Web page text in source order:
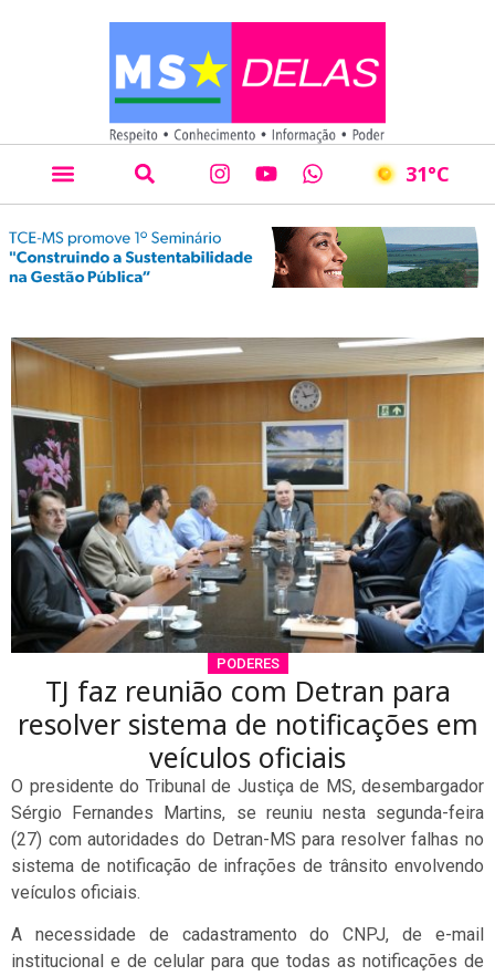
31°C
PODERES
TJ faz reunião com Detran para
resolver sistema de notificações em
veículos oficiais
O presidente do Tribunal de Justiça de MS, desembargador
Sérgio Fernandes Martins, se reuniu nesta segunda-feira
(27) com autoridades do Detran-MS para resolver falhas no
sistema de notificação de infrações de trânsito envolvendo
veículos oficiais.
A necessidade de cadastramento do CNPJ, de e-mail
institucional e de celular para que todas as notificações de